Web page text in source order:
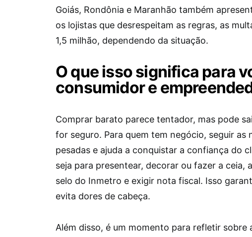
Goiás, Rondônia e Maranhão também
os lojistas que desrespeitam as regras, as
1,5 milhão, dependendo da situação.
O que isso significa para
consumidor e
Comprar barato parece tentador, mas pode
for seguro. Para quem tem negócio, seguir as
pesadas e ajuda a conquistar a confiança do
seja para presentear, decorar ou fazer a ceia,
selo do Inmetro e exigir nota fiscal. Isso
evita dores de cabeça.
Além disso, é um momento para refletir sobre